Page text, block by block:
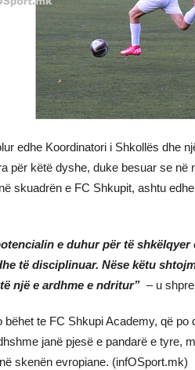
edhe Koordinatori i Shkollës dhe
për këtë dyshe, duke besuar se në
skuadrën e FC Shkupit, ashtu
e duhur për të shkëlqyer
të disciplinuar. Nëse këtu
një e ardhme e ndritur” – u
te FC Shkupi Academy, që
janë pjesë e pandarë e tyre,
skenën evropiane. (infOSport.mk)